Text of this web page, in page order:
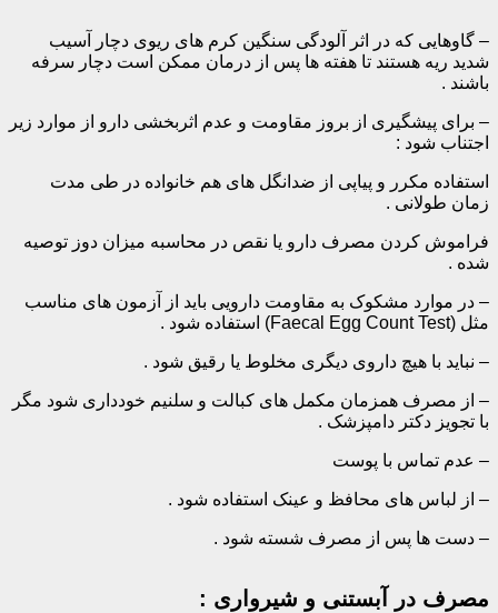
– گاوهایی که در اثر آلودگی سنگین کرم های ریوی دچار آسیب
شدید ریه هستند تا هفته ها پس از درمان ممکن است دچار سرفه
باشند .
– برای پیشگیری از بروز مقاومت و عدم اثربخشی دارو از موارد زیر
اجتناب شود :
استفاده مکرر و پیاپی از ضدانگل های هم خانواده در طی مدت
زمان طولانی .
فراموش کردن مصرف دارو یا نقص در محاسبه میزان دوز توصیه
شده .
– در موارد مشکوک به مقاومت دارویی باید از آزمون های مناسب
مثل (Faecal Egg Count Test) استفاده شود .
– نباید با هیچ داروی دیگری مخلوط یا رقیق شود .
– از مصرف همزمان مکمل های کبالت و سلنیم خودداری شود مگر
با تجویز دکتر دامپزشک .
– عدم تماس با پوست
– از لباس های محافظ و عینک استفاده شود .
– دست ها پس از مصرف شسته شود .
مصرف در آبستنی و شیرواری :